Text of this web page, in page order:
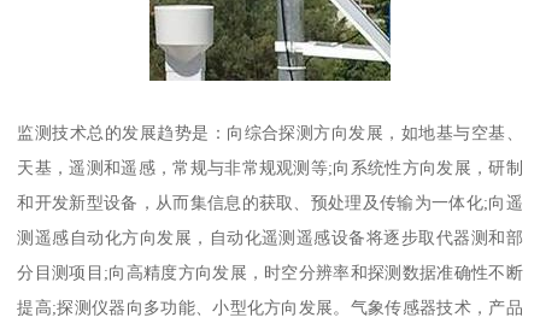
监测技术总的发展趋势是：向综合探测方向发展，如地基与空基、
天基，遥测和遥感，常规与非常规观测等;向系统性方向发展，研制
和开发新型设备，从而集信息的获取、预处理及传输为一体化;向遥
测遥感自动化方向发展，自动化遥测遥感设备将逐步取代器测和部
分目测项目;向高精度方向发展，时空分辨率和探测数据准确性不断
提高;探测仪器向多功能、小型化方向发展。气象传感器技术，产品